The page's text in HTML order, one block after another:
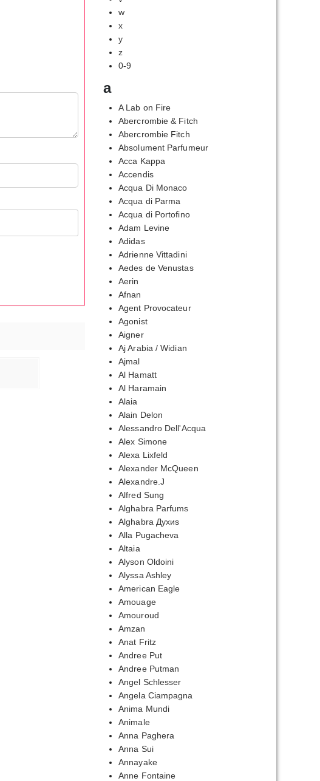
w
x
y
z
0-9
a
A Lab on Fire
Abercrombie & Fitch
Abercrombie Fitch
Absolument Parfumeur
Acca Kappa
Accendis
Acqua Di Monaco
Acqua di Parma
Acqua di Portofino
Adam Levine
Adidas
Adrienne Vittadini
Aedes de Venustas
Aerin
Afnan
Agent Provocateur
Agonist
Aigner
Aj Arabia / Widian
Ajmal
Al Hamatt
Al Haramain
Alaia
Alain Delon
Alessandro Dell'Acqua
Alex Simone
Alexa Lixfeld
Alexander McQueen
Alexandre.J
Alfred Sung
Alghabra Parfums
Alghabra Духиs
Alla Pugacheva
Altaia
Alyson Oldoini
Alyssa Ashley
American Eagle
Amouage
Amouroud
Amzan
Anat Fritz
Andree Put
Andree Putman
Angel Schlesser
Angela Ciampagna
Anima Mundi
Animale
Anna Paghera
Anna Sui
Annayake
Anne Fontaine